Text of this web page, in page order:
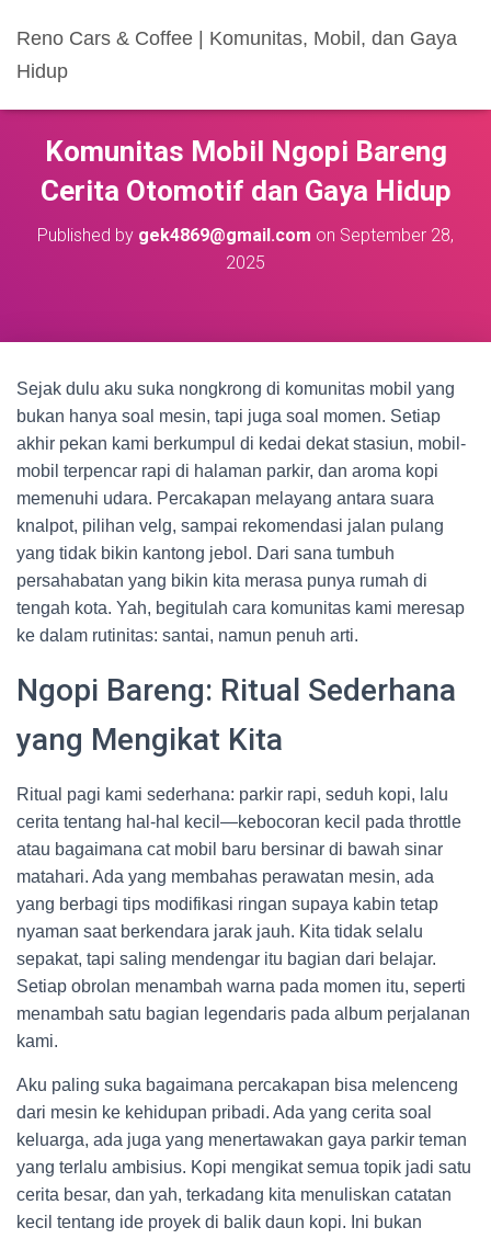
Reno Cars & Coffee | Komunitas, Mobil, dan Gaya
Hidup
Komunitas Mobil Ngopi Bareng
Cerita Otomotif dan Gaya Hidup
Published by gek4869@gmail.com on September 28,
2025
Sejak dulu aku suka nongkrong di komunitas mobil yang
bukan hanya soal mesin, tapi juga soal momen. Setiap
akhir pekan kami berkumpul di kedai dekat stasiun, mobil-
mobil terpencar rapi di halaman parkir, dan aroma kopi
memenuhi udara. Percakapan melayang antara suara
knalpot, pilihan velg, sampai rekomendasi jalan pulang
yang tidak bikin kantong jebol. Dari sana tumbuh
persahabatan yang bikin kita merasa punya rumah di
tengah kota. Yah, begitulah cara komunitas kami meresap
ke dalam rutinitas: santai, namun penuh arti.
Ngopi Bareng: Ritual Sederhana
yang Mengikat Kita
Ritual pagi kami sederhana: parkir rapi, seduh kopi, lalu
cerita tentang hal-hal kecil—kebocoran kecil pada throttle
atau bagaimana cat mobil baru bersinar di bawah sinar
matahari. Ada yang membahas perawatan mesin, ada
yang berbagi tips modifikasi ringan supaya kabin tetap
nyaman saat berkendara jarak jauh. Kita tidak selalu
sepakat, tapi saling mendengar itu bagian dari belajar.
Setiap obrolan menambah warna pada momen itu, seperti
menambah satu bagian legendaris pada album perjalanan
kami.
Aku paling suka bagaimana percakapan bisa melenceng
dari mesin ke kehidupan pribadi. Ada yang cerita soal
keluarga, ada juga yang menertawakan gaya parkir teman
yang terlalu ambisius. Kopi mengikat semua topik jadi satu
cerita besar, dan yah, terkadang kita menuliskan catatan
kecil tentang ide proyek di balik daun kopi. Ini bukan